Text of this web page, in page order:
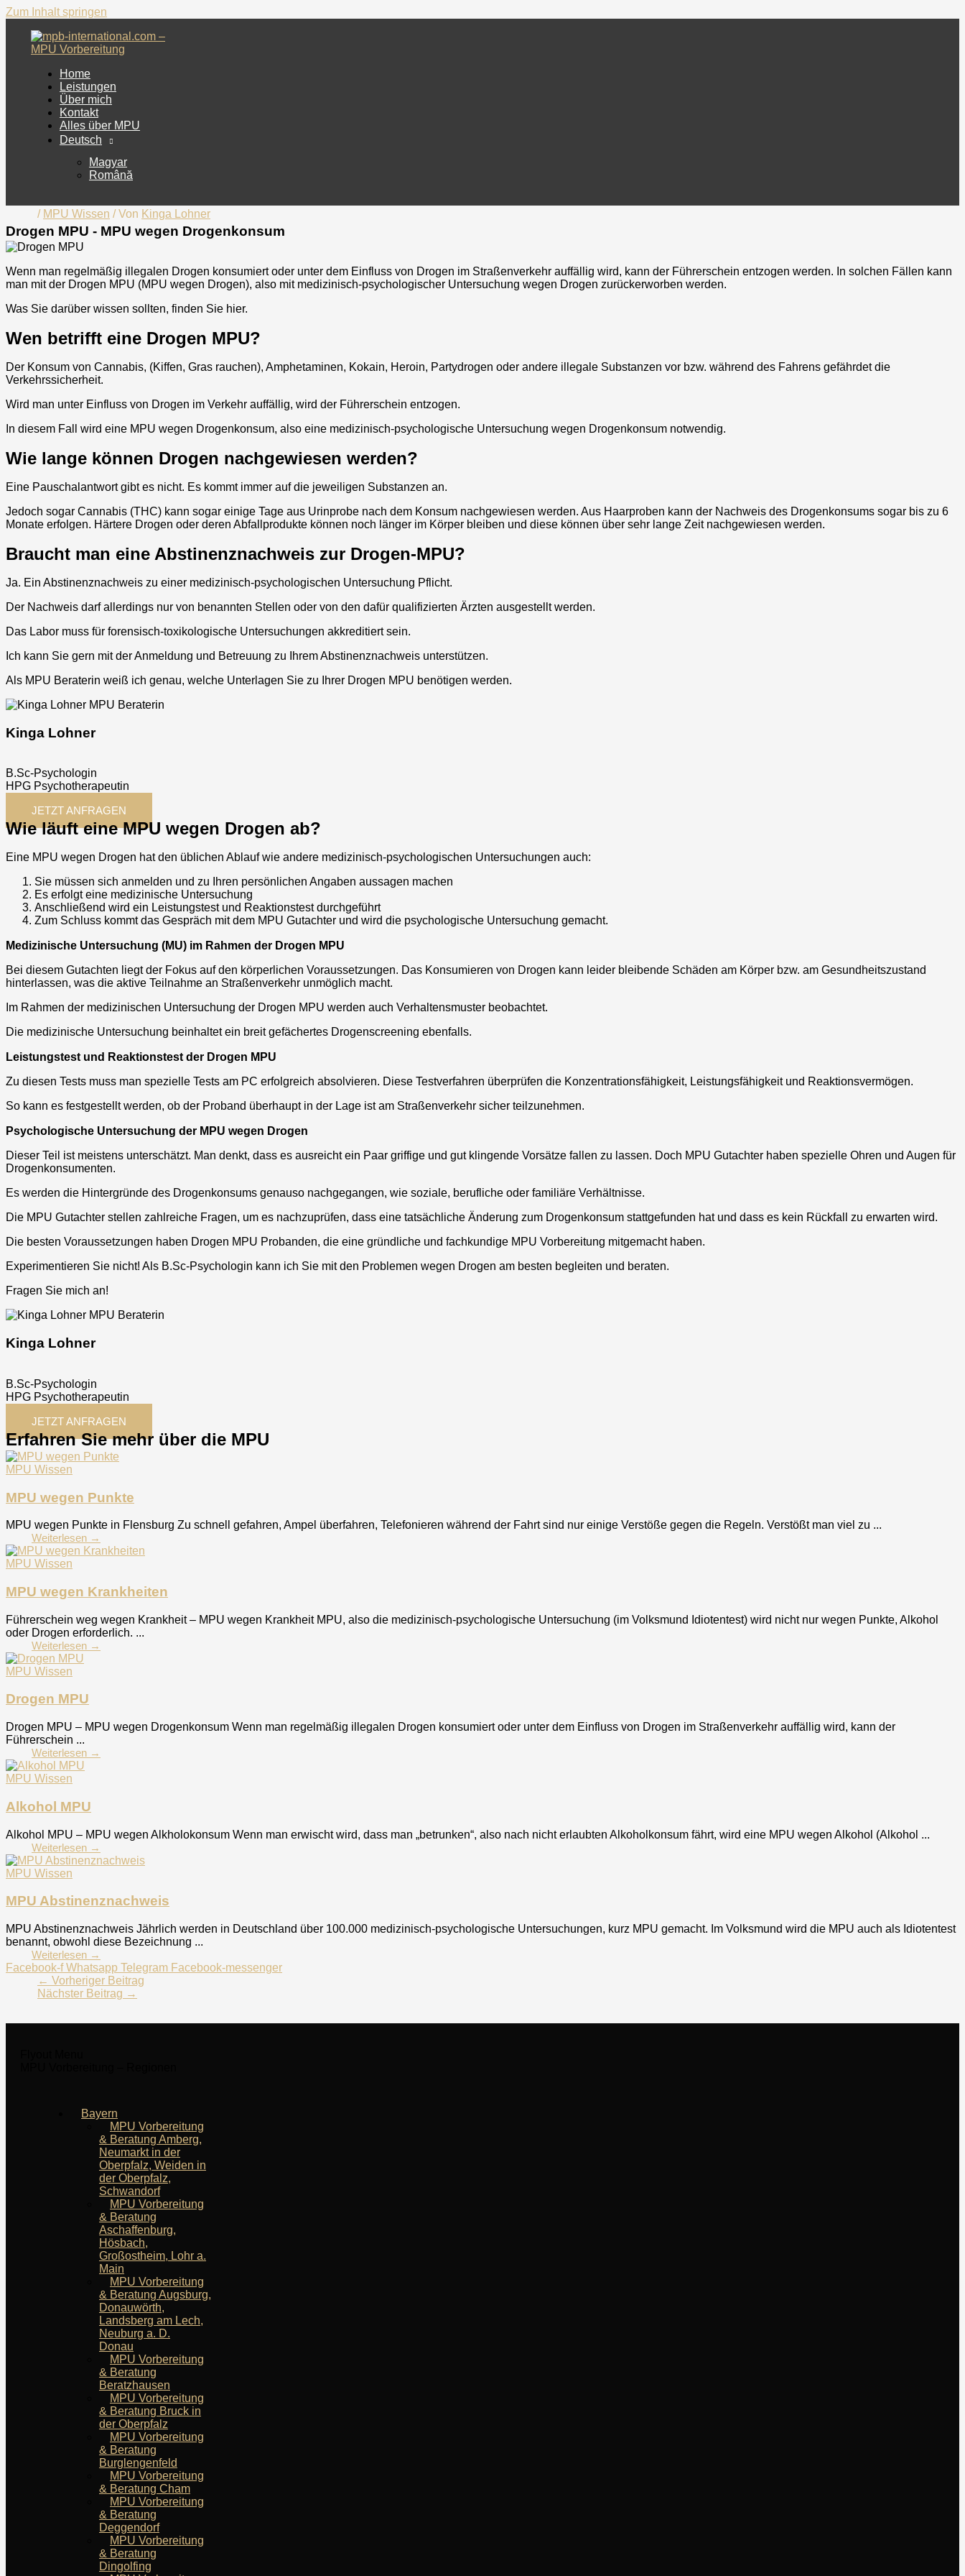
Zum Inhalt springen
Home
Leistungen
Über mich
Kontakt
Alles über MPU
Deutsch
Magyar
Română
/ MPU Wissen / Von Kinga Lohner
Drogen MPU - MPU wegen Drogenkonsum
Wenn man regelmäßig illegalen Drogen konsumiert oder unter dem Einfluss von Drogen im Straßenverkehr auffällig wird, kann der Führerschein entzogen werden. In solchen Fällen kann
man mit der Drogen MPU (MPU wegen Drogen), also mit medizinisch-psychologischer Untersuchung wegen Drogen zurückerworben werden.
Was Sie darüber wissen sollten, finden Sie hier.
Wen betrifft eine Drogen MPU?
Der Konsum von Cannabis, (Kiffen, Gras rauchen), Amphetaminen, Kokain, Heroin, Partydrogen oder andere illegale Substanzen vor bzw. während des Fahrens gefährdet die
Verkehrssicherheit.
Wird man unter Einfluss von Drogen im Verkehr auffällig, wird der Führerschein entzogen.
In diesem Fall wird eine MPU wegen Drogenkonsum, also eine medizinisch-psychologische Untersuchung wegen Drogenkonsum notwendig.
Wie lange können Drogen nachgewiesen werden?
Eine Pauschalantwort gibt es nicht. Es kommt immer auf die jeweiligen Substanzen an.
Jedoch sogar Cannabis (THC) kann sogar einige Tage aus Urinprobe nach dem Konsum nachgewiesen werden. Aus Haarproben kann der Nachweis des Drogenkonsums sogar bis zu 6
Monate erfolgen. Härtere Drogen oder deren Abfallprodukte können noch länger im Körper bleiben und diese können über sehr lange Zeit nachgewiesen werden.
Braucht man eine Abstinenznachweis zur Drogen-MPU?
Ja. Ein Abstinenznachweis zu einer medizinisch-psychologischen Untersuchung Pflicht.
Der Nachweis darf allerdings nur von benannten Stellen oder von den dafür qualifizierten Ärzten ausgestellt werden.
Das Labor muss für forensisch-toxikologische Untersuchungen akkreditiert sein.
Ich kann Sie gern mit der Anmeldung und Betreuung zu Ihrem Abstinenznachweis unterstützen.
Als MPU Beraterin weiß ich genau, welche Unterlagen Sie zu Ihrer Drogen MPU benötigen werden.
Kinga Lohner
B.Sc-Psychologin
HPG Psychotherapeutin
JETZT ANFRAGEN
Wie läuft eine MPU wegen Drogen ab?
Eine MPU wegen Drogen hat den üblichen Ablauf wie andere medizinisch-psychologischen Untersuchungen auch:
Sie müssen sich anmelden und zu Ihren persönlichen Angaben aussagen machen
Es erfolgt eine medizinische Untersuchung
Anschließend wird ein Leistungstest und Reaktionstest durchgeführt
Zum Schluss kommt das Gespräch mit dem MPU Gutachter und wird die psychologische Untersuchung gemacht.
Medizinische Untersuchung (MU) im Rahmen der Drogen MPU
Bei diesem Gutachten liegt der Fokus auf den körperlichen Voraussetzungen. Das Konsumieren von Drogen kann leider bleibende Schäden am Körper bzw. am Gesundheitszustand
hinterlassen, was die aktive Teilnahme an Straßenverkehr unmöglich macht.
Im Rahmen der medizinischen Untersuchung der Drogen MPU werden auch Verhaltensmuster beobachtet.
Die medizinische Untersuchung beinhaltet ein breit gefächertes Drogenscreening ebenfalls.
Leistungstest und Reaktionstest der Drogen MPU
Zu diesen Tests muss man spezielle Tests am PC erfolgreich absolvieren. Diese Testverfahren überprüfen die Konzentrationsfähigkeit, Leistungsfähigkeit und Reaktionsvermögen.
So kann es festgestellt werden, ob der Proband überhaupt in der Lage ist am Straßenverkehr sicher teilzunehmen.
Psychologische Untersuchung der MPU wegen Drogen
Dieser Teil ist meistens unterschätzt. Man denkt, dass es ausreicht ein Paar griffige und gut klingende Vorsätze fallen zu lassen. Doch MPU Gutachter haben spezielle Ohren und Augen für
Drogenkonsumenten.
Es werden die Hintergründe des Drogenkonsums genauso nachgegangen, wie soziale, berufliche oder familiäre Verhältnisse.
Die MPU Gutachter stellen zahlreiche Fragen, um es nachzuprüfen, dass eine tatsächliche Änderung zum Drogenkonsum stattgefunden hat und dass es kein Rückfall zu erwarten wird.
Die besten Voraussetzungen haben Drogen MPU Probanden, die eine gründliche und fachkundige MPU Vorbereitung mitgemacht haben.
Experimentieren Sie nicht! Als B.Sc-Psychologin kann ich Sie mit den Problemen wegen Drogen am besten begleiten und beraten.
Fragen Sie mich an!
Kinga Lohner
B.Sc-Psychologin
HPG Psychotherapeutin
JETZT ANFRAGEN
Erfahren Sie mehr über die MPU
MPU Wissen
MPU wegen Punkte
MPU wegen Punkte in Flensburg Zu schnell gefahren, Ampel überfahren, Telefonieren während der Fahrt sind nur einige Verstöße gegen die Regeln. Verstößt man viel zu ...
Weiterlesen →
MPU Wissen
MPU wegen Krankheiten
Führerschein weg wegen Krankheit – MPU wegen Krankheit MPU, also die medizinisch-psychologische Untersuchung (im Volksmund Idiotentest) wird nicht nur wegen Punkte, Alkohol
oder Drogen erforderlich. ...
Weiterlesen →
MPU Wissen
Drogen MPU
Drogen MPU – MPU wegen Drogenkonsum Wenn man regelmäßig illegalen Drogen konsumiert oder unter dem Einfluss von Drogen im Straßenverkehr auffällig wird, kann der
Führerschein ...
Weiterlesen →
MPU Wissen
Alkohol MPU
Alkohol MPU – MPU wegen Alkholokonsum Wenn man erwischt wird, dass man „betrunken“, also nach nicht erlaubten Alkoholkonsum fährt, wird eine MPU wegen Alkohol (Alkohol ...
Weiterlesen →
MPU Wissen
MPU Abstinenznachweis
MPU Abstinenznachweis Jährlich werden in Deutschland über 100.000 medizinisch-psychologische Untersuchungen, kurz MPU gemacht. Im Volksmund wird die MPU auch als Idiotentest
benannt, obwohl diese Bezeichnung ...
Weiterlesen →
Facebook-f Whatsapp Telegram Facebook-messenger
← Vorheriger Beitrag
Nächster Beitrag →
Bayern
MPU Vorbereitung
& Beratung Amberg,
Neumarkt in der
Oberpfalz, Weiden in
der Oberpfalz,
Schwandorf
MPU Vorbereitung
& Beratung
Aschaffenburg,
Hösbach,
Großostheim, Lohr a.
Main
MPU Vorbereitung
& Beratung Augsburg,
Donauwörth,
Landsberg am Lech,
Neuburg a. D.
Donau
MPU Vorbereitung
& Beratung
Beratzhausen
MPU Vorbereitung
& Beratung Bruck in
der Oberpfalz
MPU Vorbereitung
& Beratung
Burglengenfeld
MPU Vorbereitung
& Beratung Cham
MPU Vorbereitung
& Beratung
Deggendorf
MPU Vorbereitung
& Beratung
Dingolfing